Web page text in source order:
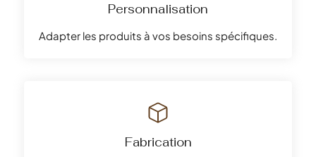
Personnalisation
Adapter les produits à vos besoins spécifiques.
Fabrication